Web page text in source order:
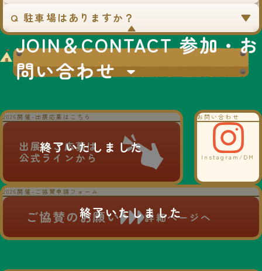
Q 駐車場はありますか？
▼
JOIN＆CONTACT 参加・お
問い合わせ
2026開催-出展応募はこちら
出展のご応募は
公式ラインから
お問い合わせ
Instagram/DM
2026開催-ご協賛申請フォーム
ご協賛のお願い 詳細ページへ